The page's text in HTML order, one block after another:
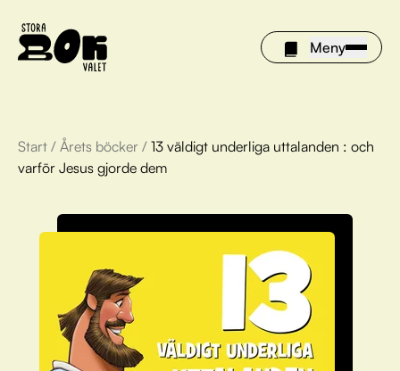
Meny
Årets böcker
Om Stora bokvalet
Olivia tipsar
Vinnare
FAQ
Start / Årets böcker / 13 väldigt underliga uttalanden : och
varför Jesus gjorde dem